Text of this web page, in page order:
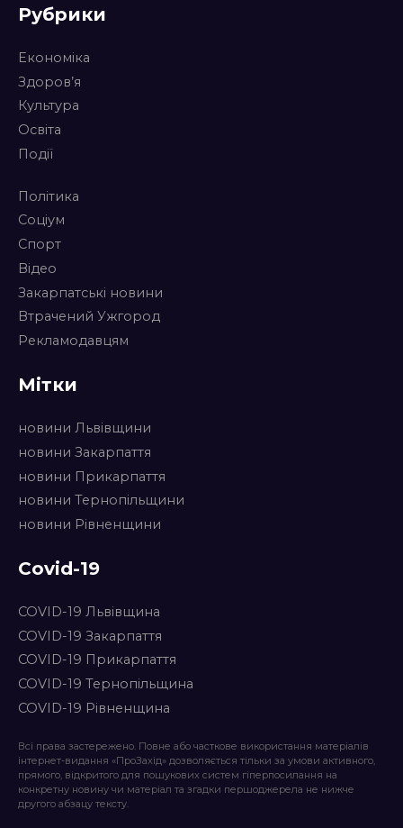
Рубрики
Економіка
Здоров’я
Культура
Освіта
Події
Політика
Соціум
Спорт
Відео
Закарпатські новини
Втрачений Ужгород
Рекламодавцям
Мітки
новини Львівщини
новини Закарпаття
новини Прикарпаття
новини Тернопільщини
новини Рівненщини
Covid-19
COVID-19 Львівщина
COVID-19 Закарпаття
COVID-19 Прикарпаття
COVID-19 Тернопільщина
COVID-19 Рівненщина
Всі права застережено. Повне або часткове використання матеріалів
інтернет-видання «ПроЗахід» дозволяється тільки за умови активного,
прямого, відкритого для пошукових систем гіперпосилання на
конкретну новину чи матеріал та згадки першоджерела не нижче
другого абзацу тексту.